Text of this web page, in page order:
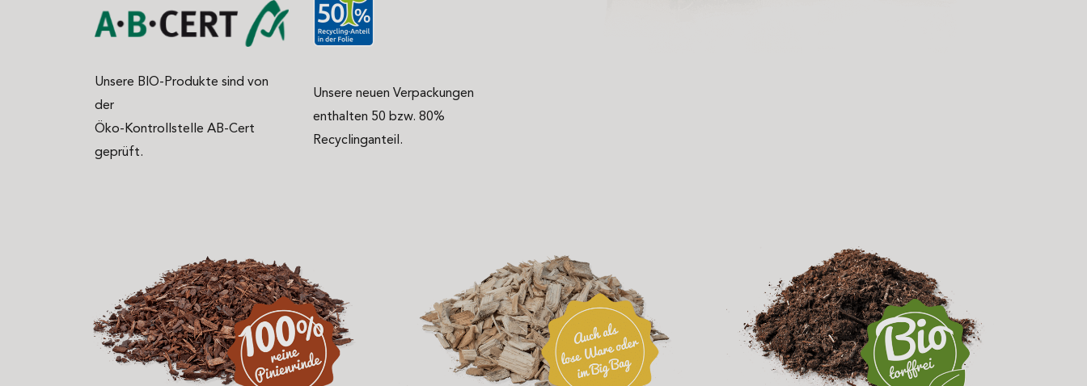
Unsere BIO-Produkte sind von
der
Öko-Kontrollstelle AB-Cert
geprüft.
Unsere neuen Verpackungen
enthalten 50 bzw. 80%
Recyclinganteil.